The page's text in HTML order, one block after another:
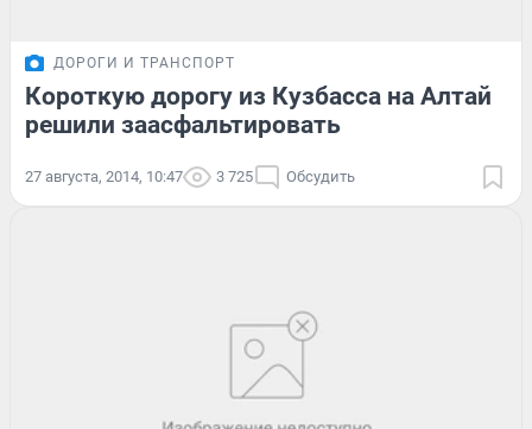
ДОРОГИ И ТРАНСПОРТ
Короткую дорогу из Кузбасса на Алтай
решили заасфальтировать
27 августа, 2014, 10:47 3 725 Обсудить